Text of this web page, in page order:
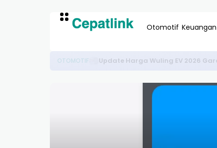
Otomotif Keuangan
OTOMOTIF Update Harga Wuling EV 2026